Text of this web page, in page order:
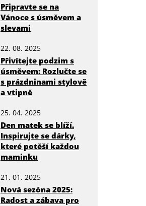
Připravte se na
Vánoce s úsměvem a
slevami
22. 08. 2025
Přivítejte podzim s
úsměvem: Rozlučte se
s prázdninami stylově
a vtipně
25. 04. 2025
Den matek se blíží.
Inspirujte se dárky,
které potěší každou
maminku
21. 01. 2025
Nová sezóna 2025:
Radost a zábava pro